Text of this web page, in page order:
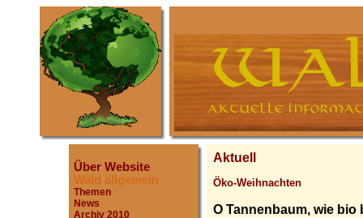
Über Website
Wald allgemein
Themen
News
Archiv 2010
Aktuell
Öko-Weihnachten
O Tannenbaum, wie bio